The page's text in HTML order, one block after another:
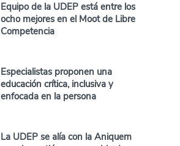
Equipo de la UDEP está entre los
ocho mejores en el Moot de Libre
Competencia
Especialistas proponen una
educación crítica, inclusiva y
enfocada en la persona
La UDEP se alía con la Aniquem